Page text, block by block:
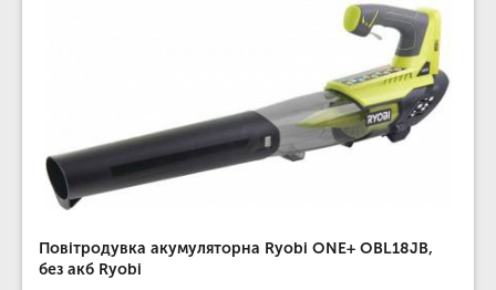
Повітродувка акумуляторна Ryobi ONE+ OBL18JB,
без акб Ryobi